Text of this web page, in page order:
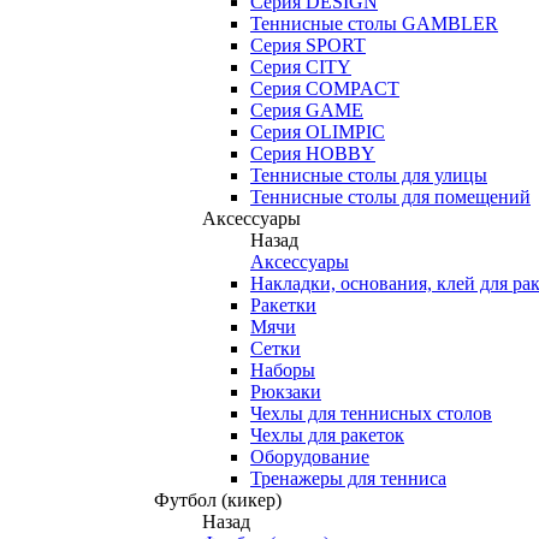
Теннисные столы GAMBLER
Серия SPORT
Серия CITY
Серия COMPACT
Серия GAME
Серия OLIMPIC
Серия HOBBY
Теннисные столы для улицы
Теннисные столы для помещений
Аксессуары
Назад
Аксессуары
Накладки, основания, клей для
Ракетки
Мячи
Сетки
Наборы
Рюкзаки
Чехлы для теннисных столов
Чехлы для ракеток
Оборудование
Тренажеры для тенниса
Футбол (кикер)
Назад